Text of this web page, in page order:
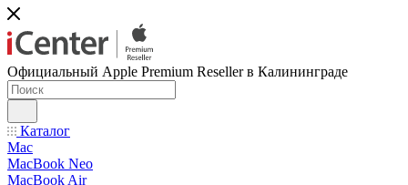
Официальный Apple Premium Reseller в Калининграде
Каталог
Mac
MacBook Neo
MacBook Air